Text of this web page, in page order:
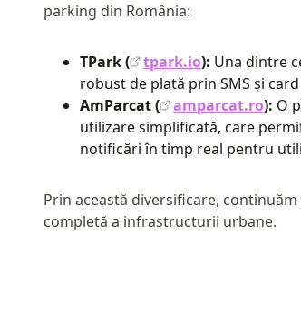
parking din România:
TPark ( tpark.io): Una dintre
robust de plată prin SMS și
AmParcat (
amparcat.ro): O
utilizare simplificată, care
notificări în timp real pentru
Prin această diversificare,
completă a infrastructurii urbane.